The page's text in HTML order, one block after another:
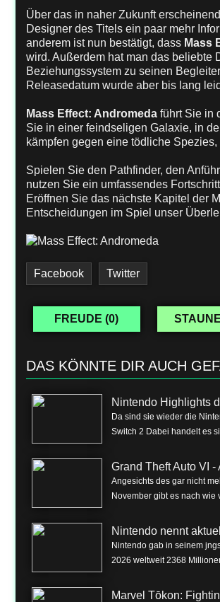
Über das in naher Zukunft
Designer des Titels ein paar mehr
anderem ist nun bestätigt, dass Mass
wird. Außerdem hat man das beliebte
Beziehungssystem zu seinen
Releasedatum wurde aber bis lang
Mass Effect: Andromeda führt Sie in
Sie in einer feindseligen Galaxie, in
kämpfen gegen eine tödliche
Spielen Sie den Pathfinder, den
nutzen Sie ein umfassendes
Eröffnen Sie das nächste Kapitel der
Entscheidungen im Spiel unser
Facebook Twitter
FREUDE (0)
DAS KÖNNTE DIR AUCH
Nintendo Highlights
Da sind sie wieder die
Switch 2 Dabei handelt es
Grand Theft Auto VI
Angesichts des gar nicht
November gibt es nach wie
Nintendo nennt
Nintendo gab in seinem
2026 weltweit 2368
Marvel Tōkon: